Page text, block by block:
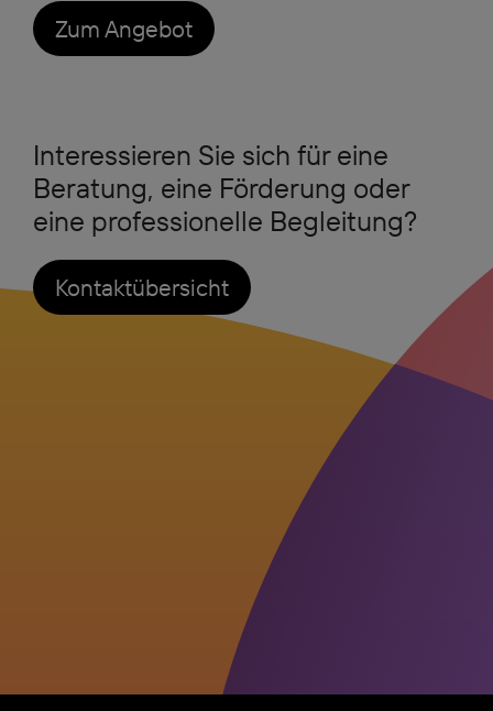
Zum Angebot
Interessieren Sie sich für eine
Beratung, eine Förderung oder
eine professionelle Begleitung?
Kontaktübersicht